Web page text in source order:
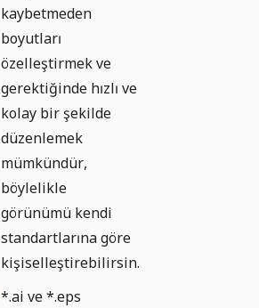
kaybetmeden
boyutları
özelleştirmek ve
gerektiğinde hızlı ve
kolay bir şekilde
düzenlemek
mümkündür,
böylelikle
görünümü kendi
standartlarına göre
kişiselleştirebilirsin.
*.ai ve *.eps